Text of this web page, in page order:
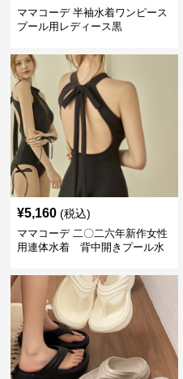
ママコーデ 半袖水着ワンピース
プール用レディース黒
¥5,160 (税込)
ママコーデ 二〇二六年新作女性
用連体水着 背中開きプール水